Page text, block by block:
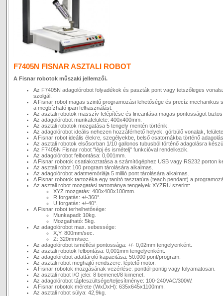
F7405N FISNAR ASZTALI ROBOT
A Fisnar robotok műszaki jellemzői.
Az F7405N adagolórobot folyadékok és paszták pont vagy tetszőleges
szolgál.
A Fisnar robot magas szintű programozási lehetősége és precíz mechanikus
a megbízható ipari felhasználást.
Az asztali robotok masszív felépítése és linearitása magas pontosságot
Az adagolórobot munkafelülete: 400x400mm.
Az asztali robotok mozgatása 5 tengely mentén történik.
Az adagolórobot ideális nehezen hozzáférhető helyek, görbülő vonalak,
A Fisnar robot ideális élekre, szegélyekbe, belső csatornákba történő
Az asztali robotok elsősorban 1/10 gallonos tubusból történő adagolásra
Az F7405N Fisnar robot "lépj és ismételj" funkcióval rendelkezik.
Az adagolórobot felbontása: 0,001mm.
A Fisnar robotok csatlakoztatása a számítógéphez USB vagy RS232 porton
Az asztali robot 100 program tárolására alkalmas.
Az adagolórobot adatmemóriája 5 millió pont tárolására alkalmas.
A Fisnar robotok tartozéka egy tanító tasztatúra (teach pendant) a
Az asztali robot mozgatási tartománya tengelyek XYZRU szerint:
XYZ mozgatás: 400x400x100mm.
R forgatás: +/-360°.
U forgatás: +/-40°.
A Fisnar robot terhelhetősége:
Munkapadi: 10kg.
Mozgatható: 5kg.
Az adagolórobot max. sebessége:
X,Y: 800mm/sec.
Z: 320mm/sec.
Az adagolórobot ismétlési pontossága: +/- 0,02mm tengelyenként.
Az asztali robotok felbontása: 0,001mm tengelyenként.
Az adagolórobot adattároló kapacitása: 50.000 pont/program.
Az asztali robot meghajtó rendszere: léptető motor.
A Fisnar robotok mozgásának vezérlése: ponttól-pontig vagy folyamatosan.
Az asztali robot I/O jelei: 8 bemenet/8 kimenet.
Az adagolórobot tápfeszültsége/teljesítménye: 100-240VAC/300W.
A Fisnar robotok mérete (WxDxH): 635x645x1100mm.
Az asztali robot súlya: 42,9kg.